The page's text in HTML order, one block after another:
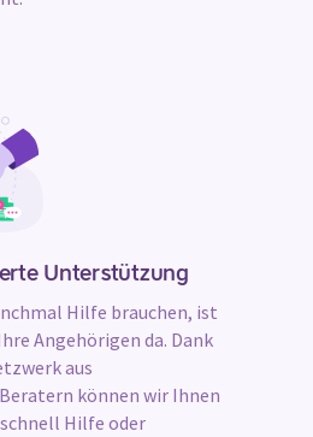
Unterstützung
Hilfe brauchen, ist
Angehörigen da. Dank
aus
können wir Ihnen
Hilfe oder